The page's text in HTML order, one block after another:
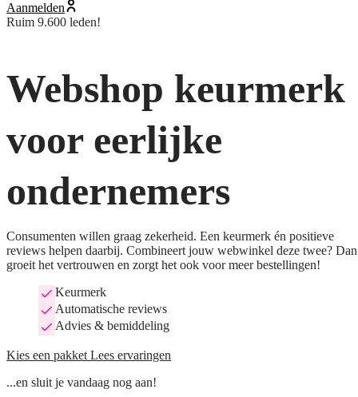
Aanmelden
Ruim 9.600 leden!
Webshop keurmerk
voor eerlijke
ondernemers
Consumenten willen graag zekerheid. Een keurmerk én positieve
reviews helpen daarbij. Combineert jouw webwinkel deze twee? Dan
groeit het vertrouwen en zorgt het ook voor meer bestellingen!
Keurmerk
Automatische reviews
Advies & bemiddeling
Kies een pakket Lees ervaringen
...en sluit je vandaag nog aan!